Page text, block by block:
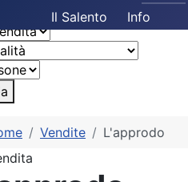
Il Salento
Info
Vendite
L'approdo